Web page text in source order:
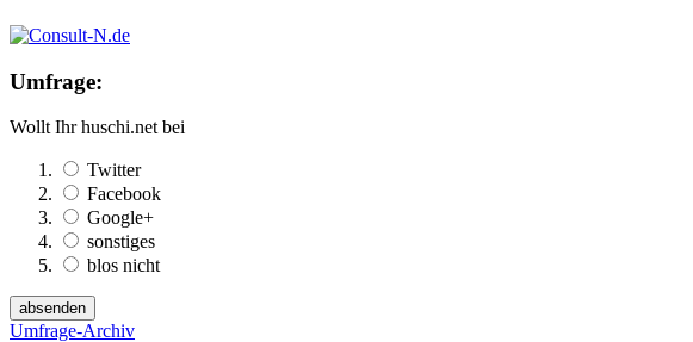
Umfrage:
Wollt Ihr huschi.net bei
Twitter
Facebook
Google+
sonstiges
blos nicht
Umfrage-Archiv